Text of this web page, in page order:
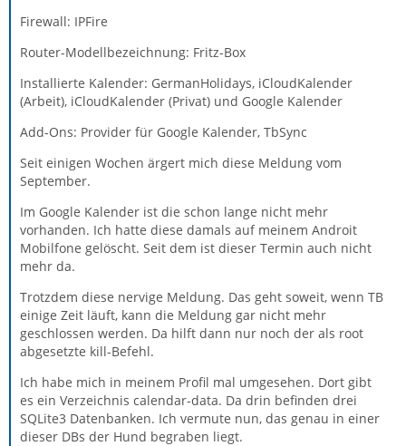
Firewall: IPFire
Router-Modellbezeichnung: Fritz-Box
Installierte Kalender: GermanHolidays, iCloudKalender
(Arbeit), iCloudKalender (Privat) und Google Kalender
Add-Ons: Provider für Google Kalender, TbSync
Seit einigen Wochen ärgert mich diese Meldung vom
September.
Im Google Kalender ist die schon lange nicht mehr
vorhanden. Ich hatte diese damals auf meinem Androit
Mobilfone gelöscht. Seit dem ist dieser Termin auch nicht
mehr da.
Trotzdem diese nervige Meldung. Das geht soweit, wenn TB
einige Zeit läuft, kann die Meldung gar nicht mehr
geschlossen werden. Da hilft dann nur noch der als root
abgesetzte kill-Befehl.
Ich habe mich in meinem Profil mal umgesehen. Dort gibt
es ein Verzeichnis calendar-data. Da drin befinden drei
SQLite3 Datenbanken. Ich vermute nun, das genau in einer
dieser DBs der Hund begraben liegt.